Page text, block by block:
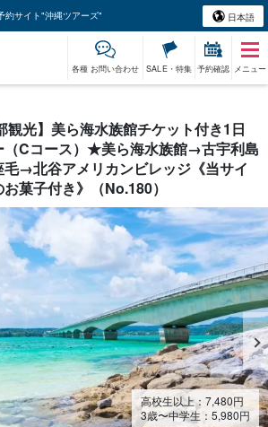
約サイト"沖縄ツアーズ" 日本語
各種 お問い合わせ SALE・特集 予約確認 メニュー
観光】美ら海水族館チケット付き1日
（Cコース）★美ら海水族館→古宇利島
→北谷アメリカンビレッジ《当サイ
菓子付き》（No.180）
高校生以上： 7,480円
3歳〜中学生： 5,980円